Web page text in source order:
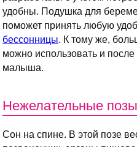
удобны. Подушка для
поможет принять любую
бессонницы. К тому же,
можно использовать и после
малыша.
Нежелательные
Сон на спине. В этой позе